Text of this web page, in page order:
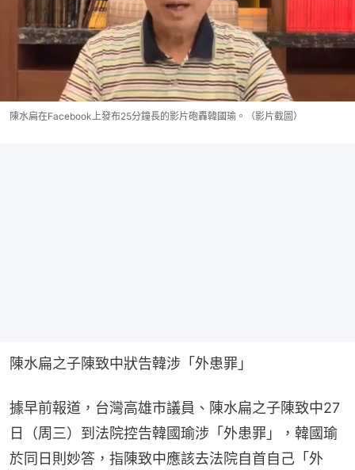
陳水扁在Facebook上發布25分鐘長的影片砲轟韓國瑜。（影片截圖）
陳水扁之子陳致中狀告韓涉「外患罪」
據早前報道，台灣高雄市議員、陳水扁之子陳致中27
日（周三）到法院控告韓國瑜涉「外患罪」，韓國瑜
於同日則妙答，指陳致中應該去法院自首自己「外